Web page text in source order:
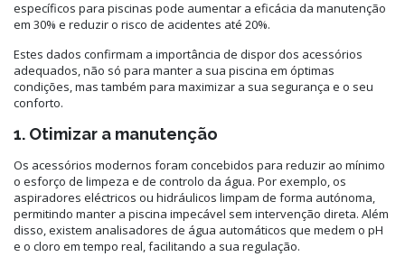
específicos para piscinas pode aumentar a eficácia da manutenção
em 30% e reduzir o risco de acidentes até 20%.
Estes dados confirmam a importância de dispor dos acessórios
adequados, não só para manter a sua piscina em óptimas
condições, mas também para maximizar a sua segurança e o seu
conforto.
1. Otimizar a manutenção
Os acessórios modernos foram concebidos para reduzir ao mínimo
o esforço de limpeza e de controlo da água. Por exemplo, os
aspiradores eléctricos ou hidráulicos limpam de forma autónoma,
permitindo manter a piscina impecável sem intervenção direta. Além
disso, existem analisadores de água automáticos que medem o pH
e o cloro em tempo real, facilitando a sua regulação.